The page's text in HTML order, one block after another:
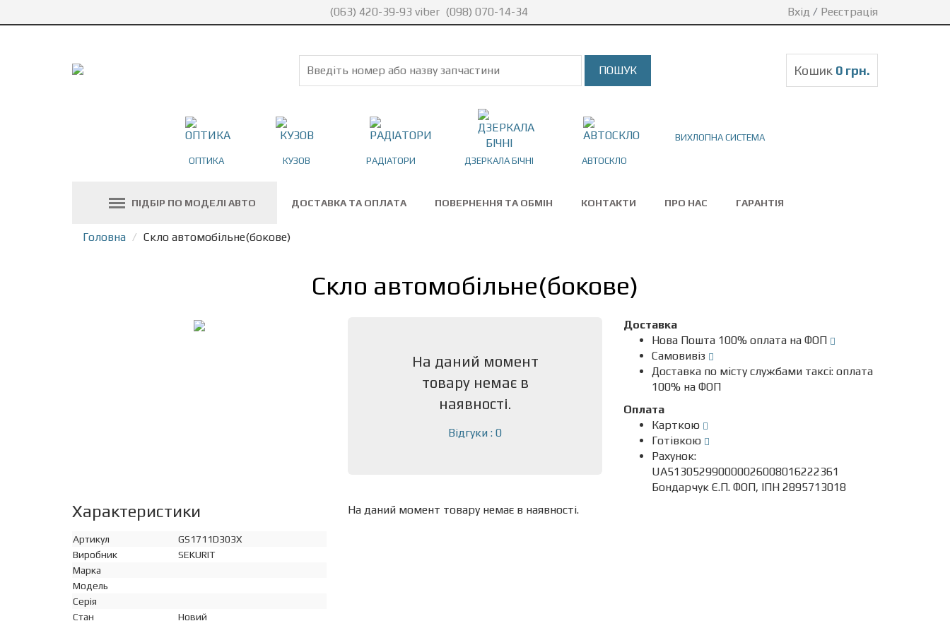
(063) 420-39-93 viber (098) 070-14-34 Вхід / Реєстрація
Кошик 0 грн.
ОПТИКА КУЗОВ РАДІАТОРИ ДЗЕРКАЛА БІЧНІ АВТОСКЛО
ВИХЛОПНА СИСТЕМА
ПІДБІР ПО МОДЕЛІ АВТО ДОСТАВКА ТА ОПЛАТА ПОВЕРНЕННЯ ТА ОБМІН КОНТАКТИ ПРО НАС ГАРАНТІЯ
Головна Скло автомобільне(бокове)
Скло автомобільне(бокове)
На даний момент
товару немає в
наявності.
Відгуки : 0
Доставка
Нова Пошта 100% оплата на ФОП
Самовивіз
Доставка по місту службами таксі: оплата
100% на ФОП
Оплата
Карткою
Готівкою
Рахунок:
UA513052990000026008016222361
Бондарчук Є.П. ФОП, ІПН 2895713018
Характеристики
Артикул
GS1711D303X
Виробник
SEKURIT
Марка
Модель
Серія
Стан
Новий
На даний момент товару немає в наявності.